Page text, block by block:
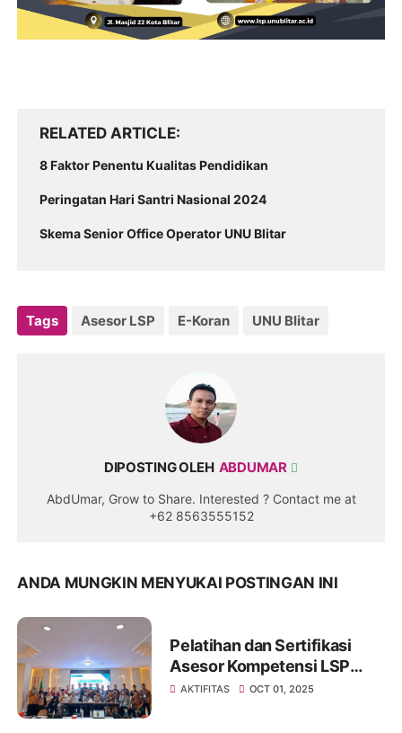
RELATED ARTICLE
8 Faktor Penentu Kualitas Pendidikan
Peringatan Hari Santri Nasional 2024
Skema Senior Office Operator UNU Blitar
Tags Asesor LSP E-Koran UNU Blitar
DIPOSTING OLEH ABDUMAR
AbdUmar, Grow to Share. Interested ? Contact me at
+62 8563555152
ANDA MUNGKIN MENYUKAI POSTINGAN INI
Pelatihan dan Sertifikasi
Asesor Kompetensi LSP
P2MJ Digelar di Surabaya
AKTIFITAS OCT 01, 2025